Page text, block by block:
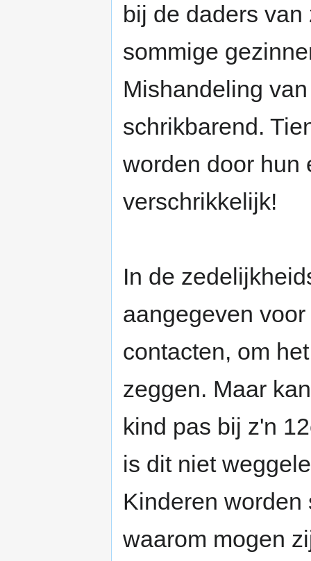
bij de daders
sommige
Mishandeling
schrikbarend.
worden door hun
verschrikkelijk!
In de
aangegeven
contacten, om
zeggen. Maar
kind pas bij z'n
is dit niet
Kinderen
waarom mogen